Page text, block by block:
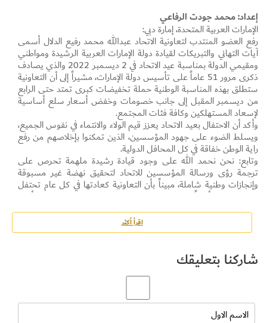
إعداد: محمد جودت الرفاعي
الإمارات العربية المتحدة، إمارة دبي:
رفع العضو المنتدب لتعاونية الاتحاد عبدالله محمد رفيع الدلال أسمى
آيات التهاني والتبريكات لقيادة دولة الإمارات العربية الرشيدة ومواطني
ومقيمي الدولة بمناسبة عيد الاتحاد في 2 ديسمبر 2022 والذي يصادف
ذكرى مرور 51 عاماً على تأسيس دولة الإمارات، مشيراً إلى أن التعاونية
ستطلق بهذه المناسبة الوطنية حملة تخفيضات كبرى تمتد حتى الرابع
من ديسمبر المقبل إلى جانب خصومات وخفض أسعار سلع أساسية
لإسعاد المستهلكين وكافة فئات المجتمع.
وأكد أن الاحتفال بعيد الاتحاد يعزز قيم الولاء والانتماء في نفوس الجميع،
ويسلط الضوء على جهود المؤسسين، الذين تمكنوا بإخلاصهم من رفع
راية الوطن خفاقة في كل المحافل الدولية.
وتابع: نحن نحمد الله على وجود قيادة رشيدة ملهمة تحرص على
ترجمة رؤى ورسالة المؤسسين للاتحاد لتحقيق نهضة غير مسبوقة
وإنجازات وطنية شاملة، مبيناً بأن التعاونية كعادتها في كل عام تحتفل
بعيد الاتحاد تأكيداً على مساهمتها الوطنية والمجتمعية لإسعاد أفراد
المجتمع، حيث ستطلق حملة تخفيضات على 51 سلعة غذائية
أساسية وغير غذائية تعتبر الأكثر استهلاكاً من قبل المستهلكين بنسبة
خصومات 51% من 30 نوفمبر حتى 4 ديسمبر 2022.
2022 بإطلاقها لحملة تخفيضات تصل نسبة الخصومات فيها إلى أكثر
وبين بأن حملات ومبادرات تعاونية الاتحاد التي تتزامن مع احتفالات
اقرأ أكثر
شاركنا بتعليقك